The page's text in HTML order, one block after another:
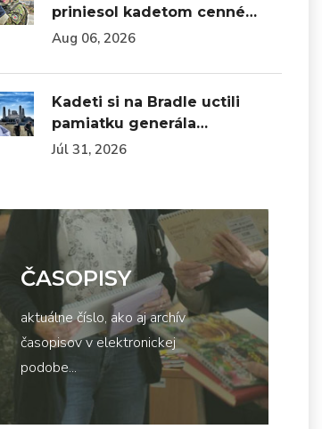
priniesol kadetom cenné…
Aug 06, 2026
Kadeti si na Bradle uctili
pamiatku generála…
Júl 31, 2026
ČASOPISY
aktuálne číslo, ako aj archív
časopisov v elektronickej
podobe...